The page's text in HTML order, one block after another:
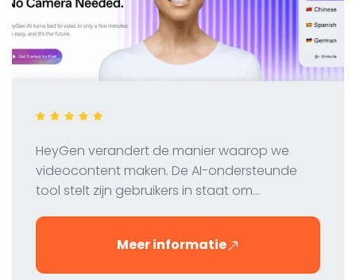
HeyGen verandert de manier waarop we
videocontent maken. De AI-ondersteunde
tool stelt zijn gebruikers in staat om
In deze review nemen we de functies, prijzen
en voordelen van HeyGen onder de loep.
Meer informatie